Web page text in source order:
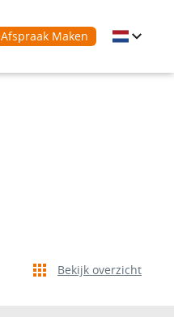
Afspraak Maken
Bekijk overzicht